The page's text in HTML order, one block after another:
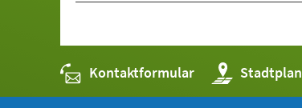
Kontaktformular Stadtplan
(Öffnet
in
einem